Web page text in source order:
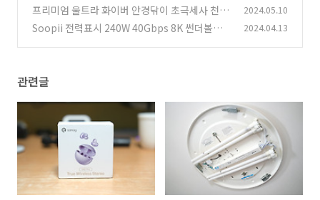
프리미엄 울트라 화이버 안경닦이 초극세사 천
(2)
2024.05.10
Soopii 전력표시 240W 40Gbps 8K 썬더볼트
2024.04.13
관련글